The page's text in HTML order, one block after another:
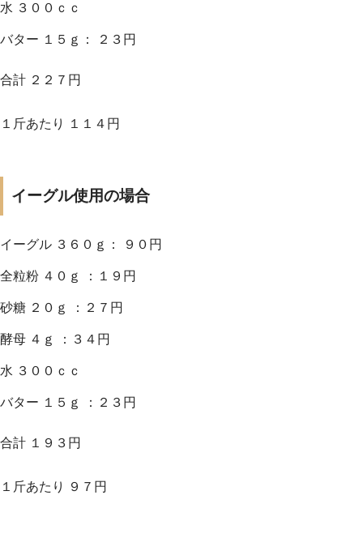
水 ３００ｃｃ
バター １５ｇ： ２３円
合計 ２２７円
１斤あたり １１４円
イーグル使用の場合
イーグル ３６０ｇ： ９０円
全粒粉 ４０ｇ ：１９円
砂糖 ２０ｇ ：２７円
酵母 ４ｇ ：３４円
水 ３００ｃｃ
バター １５ｇ ：２３円
合計 １９３円
１斤あたり ９７円